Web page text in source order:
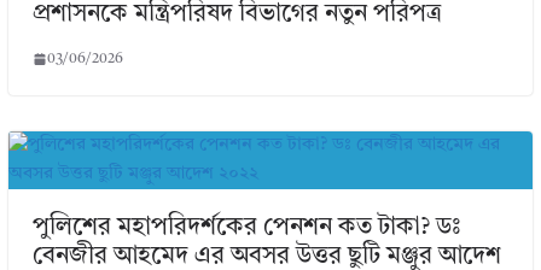
প্রশাসনকে মন্ত্রিপরিষদ বিভাগের নতুন পরিপত্র
03/06/2026
পুলিশের মহাপরিদর্শকের পেনশন কত টাকা? ডঃ
বেনজীর আহমেদ এর অবসর উত্তর ছুটি মঞ্জুর আদেশ